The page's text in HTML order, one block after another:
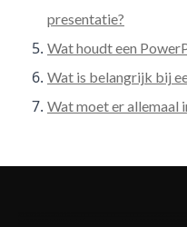
presentatie?
Wat houdt een
Wat is belangrijk bij
Wat moet er allemaal